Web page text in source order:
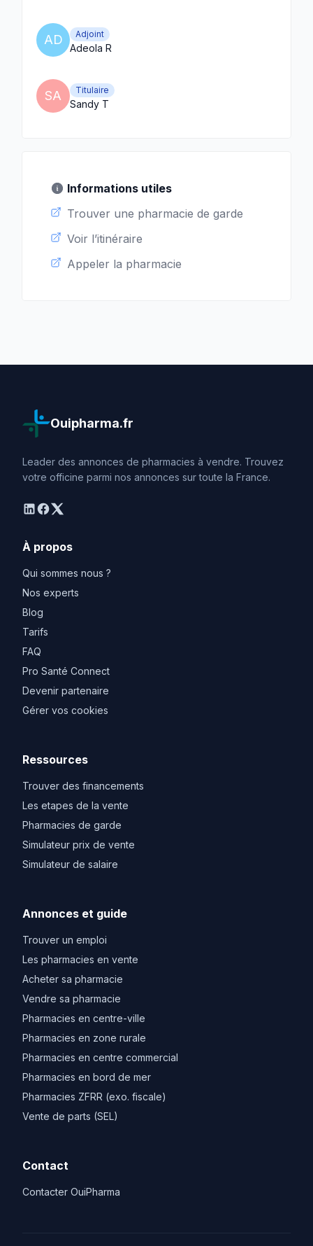
AD Adjoint
Adeola R
SA Titulaire
Sandy T
Informations utiles
Trouver une pharmacie de garde
Voir l’itinéraire
Appeler la pharmacie
Ouipharma.fr
Leader des annonces de pharmacies à vendre. Trouvez
votre officine parmi nos annonces sur toute la France.
linkedin
facebook
twitter
À propos
Qui sommes nous ?
Nos experts
Blog
Tarifs
FAQ
Pro Santé Connect
Devenir partenaire
Gérer vos cookies
Ressources
Trouver des financements
Les etapes de la vente
Pharmacies de garde
Simulateur prix de vente
Simulateur de salaire
Annonces et guide
Trouver un emploi
Les pharmacies en vente
Acheter sa pharmacie
Vendre sa pharmacie
Pharmacies en centre-ville
Pharmacies en zone rurale
Pharmacies en centre commercial
Pharmacies en bord de mer
Pharmacies ZFRR (exo. fiscale)
Vente de parts (SEL)
Contact
Contacter OuiPharma